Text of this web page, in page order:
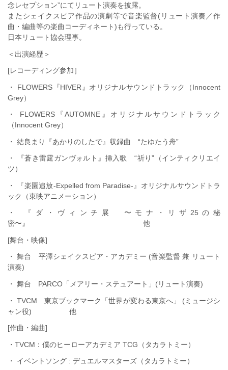
念レセプション”にてリュート演奏を披露。
またシェイクスピア作品の演劇等で音楽監督(リュート演奏／作
曲・編曲等の楽曲コーディネート)も行っている。
日本リュート協会理事。
＜出演経歴＞
[レコーディング参加］
・ FLOWERS『HIVER』オリジナルサウンドトラック（Innocent
Grey）
・ FLOWERS『AUTOMNE』オリジナルサウンドトラック
（Innocent Grey）
・ 結良まり『あかりのしたで』収録曲 “たゆたう舟”
・ 『蒼き雷霆ガンヴォルト』挿入歌 “祈り”（インティクリエイ
ツ）
・ 『楽園追放-Expelled from Paradise-』オリジナルサウンドトラ
ック（東映アニメーション）
・ 『ダ・ヴィンチ展 〜モナ・リザ25の秘
密〜』 他
[舞台・映像]
・ 舞台 平澤シェイクスピア・アカデミー (音楽監督 兼 リュート
演奏)
・ 舞台 PARCO「メアリー・ステュアート」(リュート演奏)
・ TVCM 東京ブックマーク「世界が変わる東京へ」 (ミュージシ
ャン役) 他
[作曲・編曲]
・TVCM：僕のヒーローアカデミア TCG（タカラトミー）
・ イベントソング : デュエルマスターズ（タカラトミー）